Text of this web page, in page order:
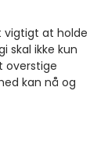
vigtigt at holde
skal ikke kun
kan nå og